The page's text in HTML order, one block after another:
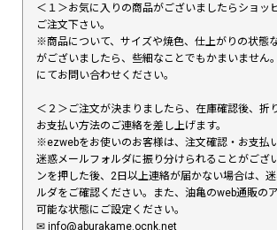
＜１＞お気に入りの商品がございましたらショッ
ご注文下さい。
※商品について、サイズや焼色、仕上がりの状態
がございましたら、些細なことでもかまいません
にてお問い合わせください。
＜２＞ご注文が決まりましたら、在庫確認後、折
お支払い方法のご連絡を差し上げます。
※ezwebをお使いのお客様は、注文確認・お支払
迷惑メールフォルダに振り分けられることがござ
ンを押した後、2日以上連絡が届かない場合は、
ルダをご確認ください。また、油亀のweb通販の
可能な状態にご設定ください。
✉︎ info@aburakame.ocnk.net